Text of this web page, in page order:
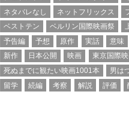
ネタバレなし
ネットフリックス
ベストテン
ベルリン国際映画祭
予告編
予想 原作 実話 意味
新作
日本公開 映画
東京国際
死ぬまでに観たい映画1001本
男は
留学
続編 考察 解説 評価